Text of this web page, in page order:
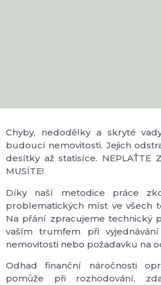
Chyby, nedodělky a skryté
budoucí nemovitosti. Jejich
desítky až statisíce. NEPLAŤTE
MUSÍTE!
Díky naší metodice práce
problematických míst ve všech
Na přání zpracujeme technický
vaším trumfem při
nemovitosti nebo požadavku na
Odhad finanční náročnosti
pomůže při rozhodování,